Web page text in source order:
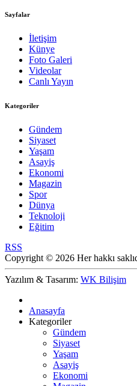
Sayfalar
İletişim
Künye
Foto Galeri
Videolar
Canlı Yayın
Kategoriler
Gündem
Siyaset
Yaşam
Asayiş
Ekonomi
Magazin
Spor
Dünya
Teknoloji
Eğitim
RSS
Copyright © 2026 Her hakkı
Yazılım & Tasarım: WK Bilişim
Anasayfa
Kategoriler
Gündem
Siyaset
Yaşam
Asayiş
Ekonomi